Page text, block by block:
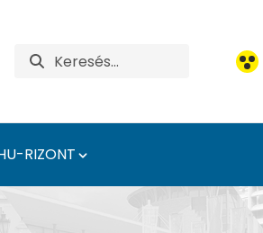
RIZONT